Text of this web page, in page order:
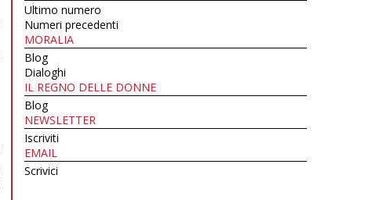
Ultimo numero
Numeri precedenti
MORALIA
Blog
Dialoghi
IL REGNO DELLE DONNE
Blog
NEWSLETTER
Iscriviti
EMAIL
Scrivici